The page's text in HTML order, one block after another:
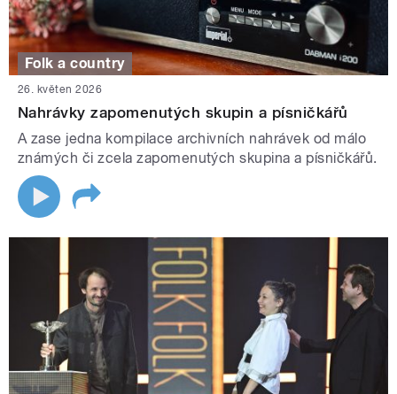
Folk a country
26. květen 2026
Nahrávky zapomenutých skupin a písničkářů
A zase jedna kompilace archivních nahrávek od málo
známých či zcela zapomenutých skupina a písničkářů.